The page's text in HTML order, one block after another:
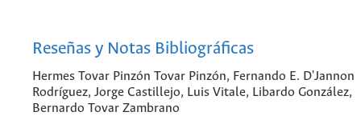
Reseñas y Notas Bibliográficas
Hermes Tovar Pinzón Tovar Pinzón, Fernando E. D'Jannon
Rodríguez, Jorge Castillejo, Luis Vitale, Libardo González,
Bernardo Tovar Zambrano